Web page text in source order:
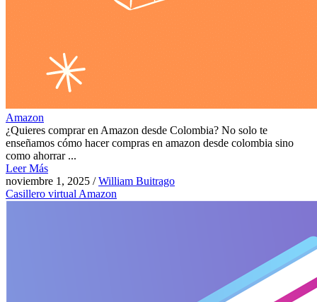
Amazon
¿Quieres comprar en Amazon desde Colombia? No solo te
enseñamos cómo hacer compras en amazon desde colombia sino
como ahorrar ...
Leer Más
noviembre 1, 2025 /William Buitrago
Casillero virtual Amazon